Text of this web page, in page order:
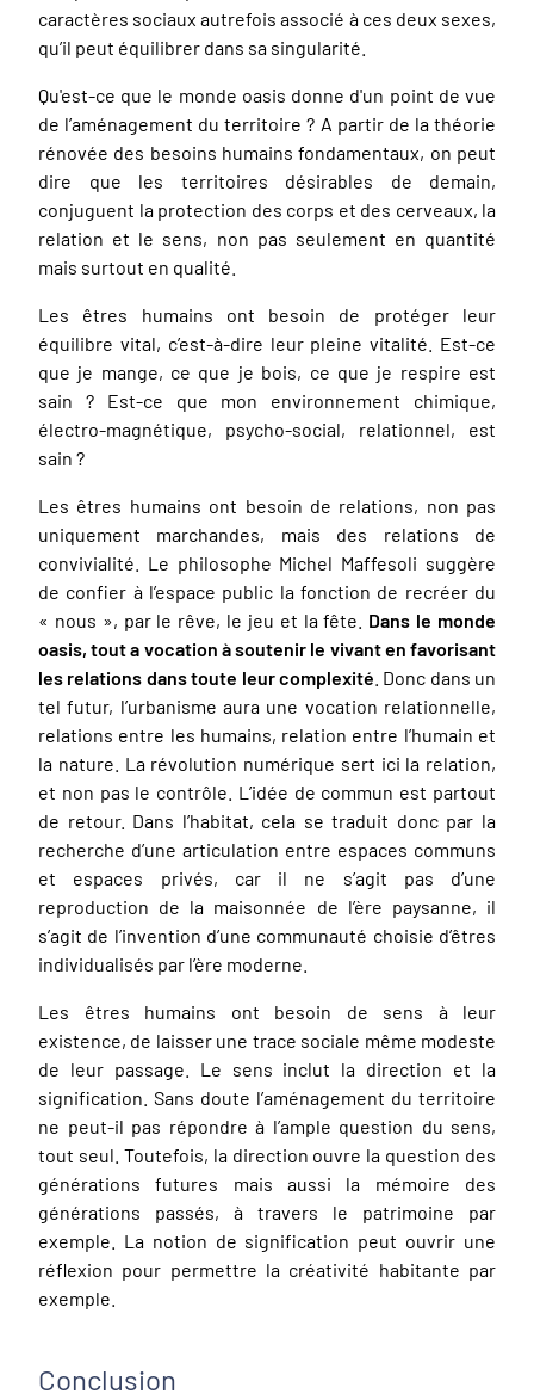
caractères sociaux autrefois associé à ces deux sexes,
qu’il peut équilibrer dans sa singularité.
Qu'est-ce que le monde oasis donne d'un point de vue
de l’aménagement du territoire ? A partir de la théorie
rénovée des besoins humains fondamentaux, on peut
dire que les territoires désirables de demain,
conjuguent la protection des corps et des cerveaux, la
relation et le sens, non pas seulement en quantité
mais surtout en qualité.
Les êtres humains ont besoin de protéger leur
équilibre vital, c’est-à-dire leur pleine vitalité. Est-ce
que je mange, ce que je bois, ce que je respire est
sain ? Est-ce que mon environnement chimique,
électro-magnétique, psycho-social, relationnel, est
sain ?
Les êtres humains ont besoin de relations, non pas
uniquement marchandes, mais des relations de
convivialité. Le philosophe Michel Maffesoli suggère
de confier à l’espace public la fonction de recréer du
« nous », par le rêve, le jeu et la fête. Dans le monde
oasis, tout a vocation à soutenir le vivant en favorisant
les relations dans toute leur complexité . Donc dans un
tel futur, l’urbanisme aura une vocation relationnelle,
relations entre les humains, relation entre l’humain et
la nature. La révolution numérique sert ici la relation,
et non pas le contrôle. L’idée de commun est partout
de retour. Dans l’habitat, cela se traduit donc par la
recherche d’une articulation entre espaces communs
et espaces privés, car il ne s’agit pas d’une
reproduction de la maisonnée de l’ère paysanne, il
s’agit de l’invention d’une communauté choisie d’êtres
individualisés par l’ère moderne.
Les êtres humains ont besoin de sens à leur
existence, de laisser une trace sociale même modeste
de leur passage. Le sens inclut la direction et la
signification. Sans doute l’aménagement du territoire
ne peut-il pas répondre à l’ample question du sens,
tout seul. Toutefois, la direction ouvre la question des
générations futures mais aussi la mémoire des
générations passés, à travers le patrimoine par
exemple. La notion de signification peut ouvrir une
réflexion pour permettre la créativité habitante par
exemple.
Conclusion